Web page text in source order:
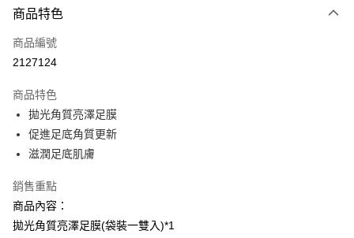
信用卡一次付款
超商取貨付款
Apple Pay
街口支付
AFTEE先享後付
相關說明
【關於「AFTEE先享後付」】
商品特色
商品編號
2127124
商品特色
拋光角質亮澤足膜
促進足底角質更新
滋潤足底肌膚
銷售重點
商品內容：
拋光角質亮澤足膜(袋裝一雙入)*1